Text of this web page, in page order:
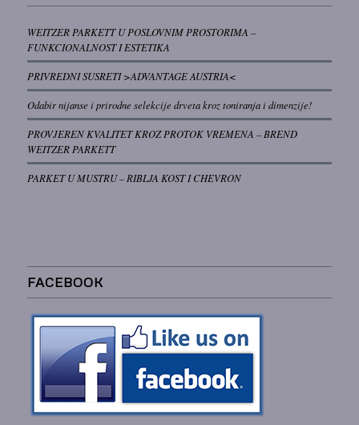
WEITZER PARKETT U POSLOVNIM PROSTORIMA –
FUNKCIONALNOST I ESTETIKA
PRIVREDNI SUSRETI >ADVANTAGE AUSTRIA<
Odabir nijanse i prirodne selekcije drveta kroz toniranja i dimenzije!
PROVJEREN KVALITET KROZ PROTOK VREMENA – BREND
WEITZER PARKETT
PARKET U MUSTRU – RIBLJA KOST I CHEVRON
FACEBOOK